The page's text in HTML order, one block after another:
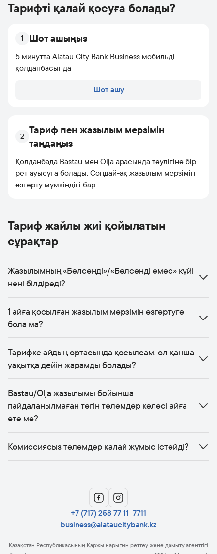
Тарифті қалай қосуға болады?
1 Шот ашыңыз
5 минутта Alatau City Bank Business мобильді
қолданбасында
Шот ашу
2
Тариф пен жазылым мерзімін
таңдаңыз
Қолданбада Bastau мен Olja арасында тәулігіне бір
рет ауысуға болады. Сондай-ақ жазылым мерзімін
өзгерту мүмкіндігі бар
Тариф жайлы жиі қойылатын
сұрақтар
Жазылымның «Белсенді»/«Белсенді емес» күйі
нені білдіреді?
1 айға қосылған жазылым мерзімін өзгертуге
бола ма?
Тарифке айдың ортасында қосылсам, ол қанша
уақытқа дейін жарамды болады?
Bastau/Olja жазылымы бойынша
пайдаланылмаған тегін төлемдер келесі айға
өте ме?
Комиссиясыз төлемдер қалай жұмыс істейді?
+7 (717) 258 77 11 7711
business@alataucitybank.kz
Қазақстан Республикасының Қаржы нарығын реттеу және дамыту агенттігі